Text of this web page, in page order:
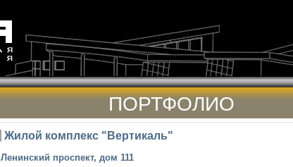
ПОРТФОЛИО
Жилой комплекс "Вертикаль"
Ленинский проспект, дом 111